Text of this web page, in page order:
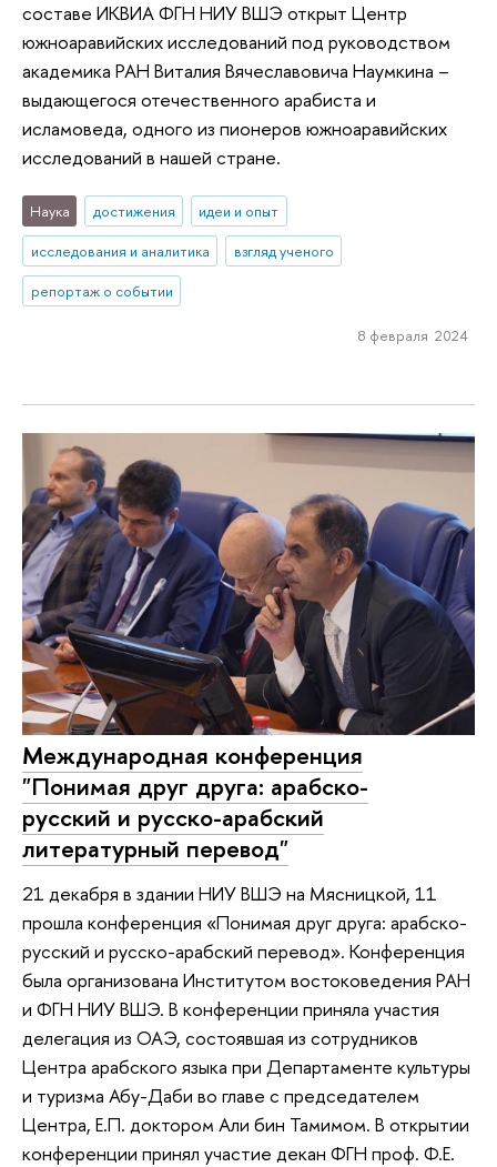
составе ИКВИА ФГН НИУ ВШЭ открыт Центр
южноаравийских исследований под руководством
академика РАН Виталия Вячеславовича Наумкина –
выдающегося отечественного арабиста и
исламоведа, одного из пионеров южноаравийских
исследований в нашей стране.
Наука достижения
идеи и опыт
исследования и аналитика
взгляд ученого
репортаж о событии
8 февраля 2024
Международная конференция
"Понимая друг друга: арабско-
русский и русско-арабский
литературный перевод"
21 декабря в здании НИУ ВШЭ на Мясницкой, 11
прошла конференция «Понимая друг друга: арабско-
русский и русско-арабский перевод». Конференция
была организована Институтом востоковедения РАН
и ФГН НИУ ВШЭ. В конференции приняла участия
делегация из ОАЭ, состоявшая из сотрудников
Центра арабского языка при Департаменте культуры
и туризма Абу-Даби во главе с председателем
Центра, Е.П. доктором Али бин Тамимом. В открытии
конференции принял участие декан ФГН проф. Ф.Е.